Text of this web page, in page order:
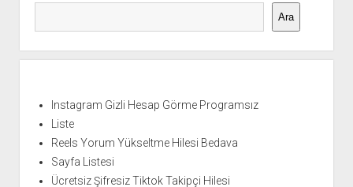
Ara
Instagram Gizli Hesap Görme Programsız
Liste
Reels Yorum Yükseltme Hilesi Bedava
Sayfa Listesi
Ücretsiz Şifresiz Tiktok Takipçi Hilesi